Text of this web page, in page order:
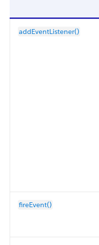
addEventListener()
fireEvent()